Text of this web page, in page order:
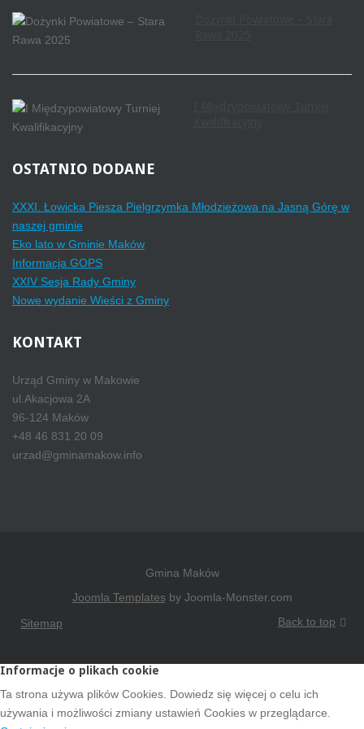
OSTATNIO DODANE
XXXI. Łowicka Piesza Pielgrzymka Młodzieżowa na Jasną Górę w
naszej gminie
Eko lato w Gminie Maków
Informacja GOPS
XXIV Sesja Rady Gminy
Nowe wydanie Wieści z Gminy
KONTAKT
Urząd Gminy w Makowie
ul.Akacjowa 2A
96-124 Maków
+48 46 831 20 09
urzad@gminamakow.info
Gmina Maków
Joomla Templatesby Joomla-Monster.com
Sitemap
Back to top
Informacje o plikach cookie
Ta strona używa plików Cookies. Dowiedz się więcej o celu ich
używania i możliwości zmiany ustawień Cookies w przeglądarce.